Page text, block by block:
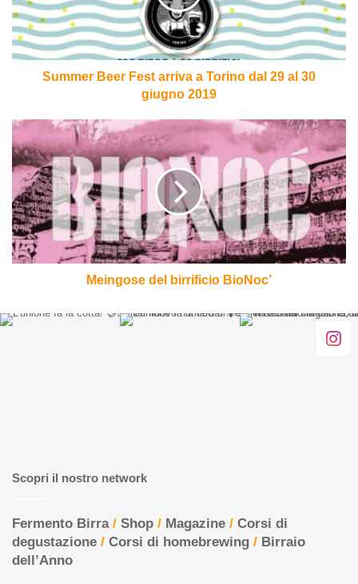
Torino
dal
29
al
Summer Beer Fest arriva a Torino dal 29 al 30
giugno 2019
Meingose
del
birrificio
BioNoc’
Meingose del birrificio BioNoc’
Scopri il nostro network
Fermento Birra/ Shop / Magazine / Corsi di
degustazione / Corsi di homebrewing / Birraio
dell’Anno